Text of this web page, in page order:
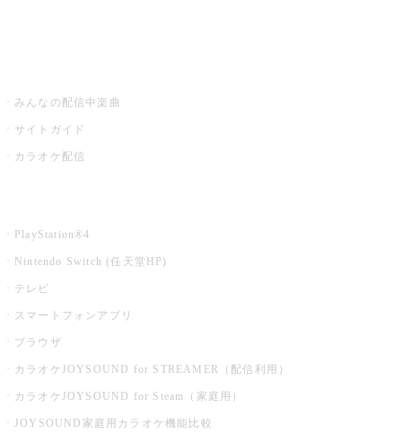
みんなの配信中楽曲
サイトガイド
カラオケ配信
PlayStation®4
Nintendo Switch (任天堂HP)
テレビ
スマートフォンアプリ
ブラウザ
カラオケJOYSOUND for STREAMER（配信利用）
カラオケJOYSOUND for Steam（家庭用）
JOYSOUND家庭用カラオケ機能比較